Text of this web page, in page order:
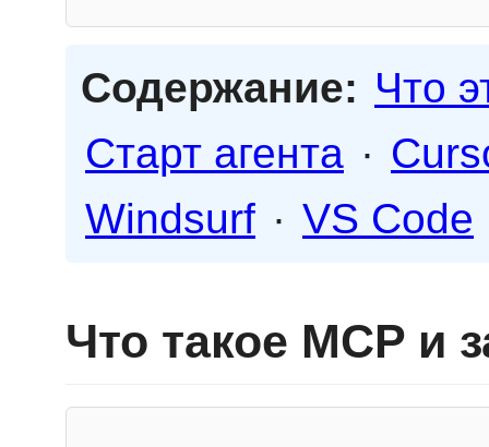
Содержание: Что
Старт агента ·
Windsurf · VS Code
Что такое MCP и